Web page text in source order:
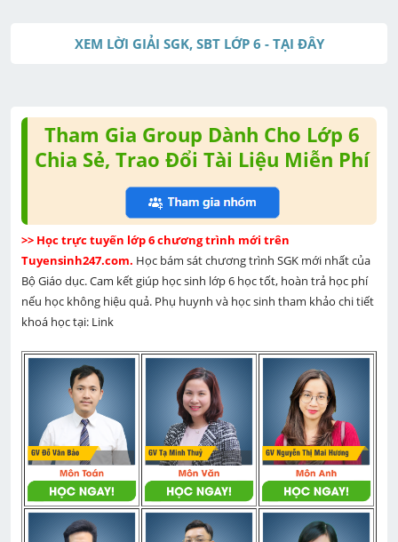
XEM LỜI GIẢI SGK, SBT LỚP 6 - TẠI ĐÂY
Tham Gia Group Dành Cho Lớp 6
Chia Sẻ, Trao Đổi Tài Liệu Miễn Phí
>> Học trực tuyến lớp 6 chương trình mới trên
Tuyensinh247.com. Học bám sát chương trình SGK mới nhất của
Bộ Giáo dục. Cam kết giúp học sinh lớp 6 học tốt, hoàn trả học phí
nếu học không hiệu quả. Phụ huynh và học sinh tham khảo chi tiết
khoá học tại: Link